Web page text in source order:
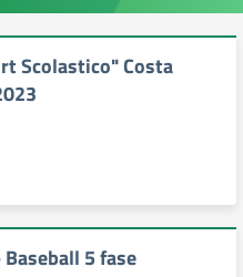
Scolastico" Costa
5 fase